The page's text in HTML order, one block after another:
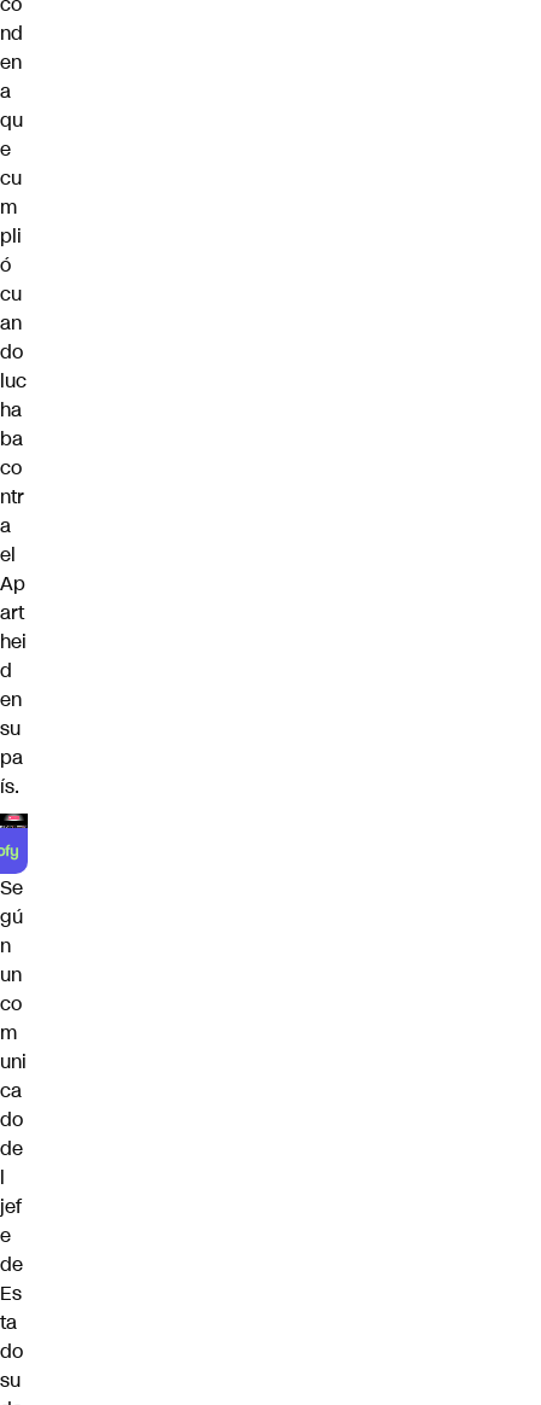
nd
en
a
qu
e
cu
m
pli
ó
cu
an
do
luc
ha
ba
co
ntr
a
el
Ap
art
hei
d
en
su
pa
ís.
Se
gú
n
un
co
m
uni
ca
do
de
l
jef
e
de
Es
ta
do
su